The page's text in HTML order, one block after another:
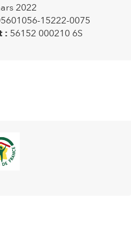
2022
15222-0075
: 56152 000210 6S